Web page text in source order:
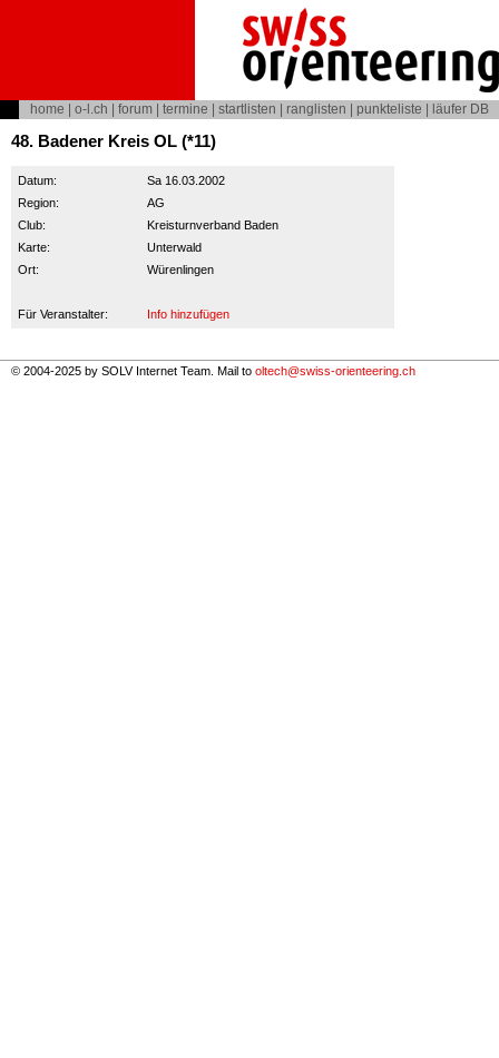
home o-l.ch forum termine startlisten ranglisten punkteliste läufer DB
48. Badener Kreis OL (*11)
Datum:
Sa 16.03.2002
Region:
AG
Club:
Kreisturnverband Baden
Karte:
Unterwald
Ort:
Würenlingen
Für Veranstalter: Info hinzufügen
© 2004-2025 by SOLV Internet Team. Mail to oltech@swiss-orienteering.ch